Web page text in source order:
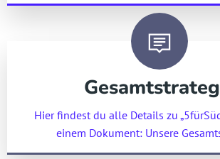
Hier findest du alle Details zu
einem Dokument: Unsere